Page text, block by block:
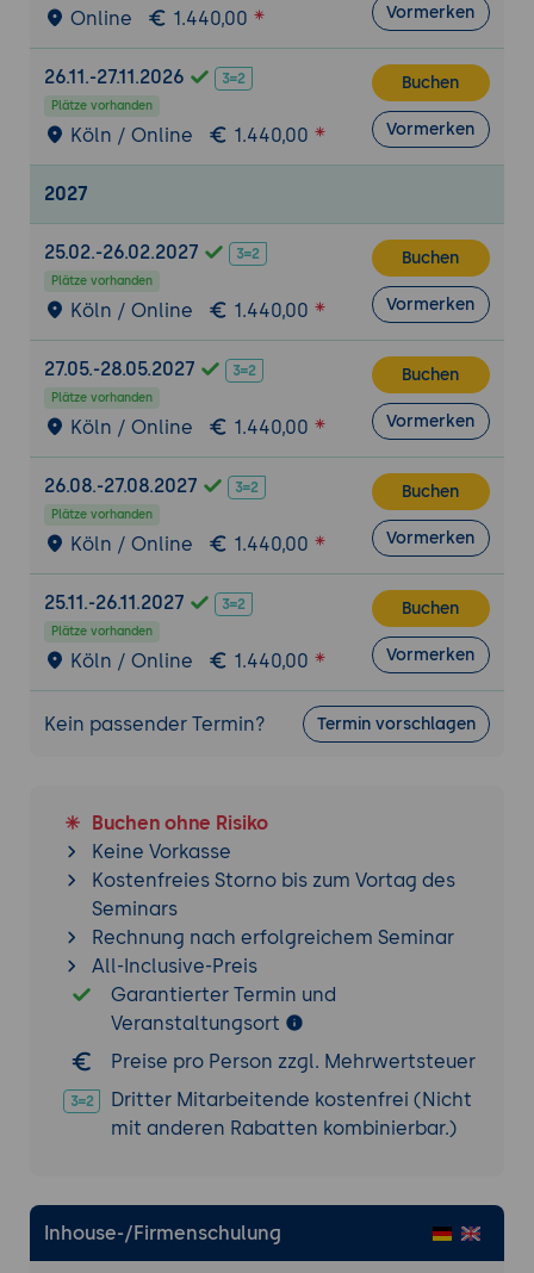
Integration in bestehende IT- und Web-
Landschaften
Einbindung von UserWay in CMS-, Shop-
und Portal-Systeme. Typische
Integrationsszenarien bei statischen
Websites, Single-Page-Applications und
komplexen Web-Anwendungen.
Auswirkungen auf Performance, Wartung
und Betrieb.
Nutzererlebnis, Inklusion und Business Impact
Verbesserung der Usability für Menschen
mit Einschränkungen und ältere
Nutzergruppen. Positive Effekte auf
Reichweite, Kundenzufriedenheit und
Markenwahrnehmung. Zusammenhang
zwischen Barrierefreiheit, SEO und
allgemeiner User Experience.
Rollen, Prozesse und Governance im
Unternehmen
Zusammenspiel von IT, Marketing, Recht
und Redaktion bei der Umsetzung von
Barrierefreiheit. Definition klarer
Verantwortlichkeiten und Workflows.
Governance.
Grenzen, Risiken und Alternativen zu UserWay
Realistische Einordnung der
Leistungsfähigkeit von Overlay- und
Widget-Lösungen. Typische Kritikpunkte
und Risiken aus rechtlicher und
technischer Sicht. Abgrenzung zu
alternativen Ansätzen wie vollständiger
Code-Optimierung oder spezialisierten
Accessibility-Audits.
Praxisübung
Interpretation eines Scan-Berichts und
Online 1.440,00 Vormerken
26.11.-27.11.2026
Plätze vorhanden
Köln / Online 1.440,00
Buchen
Vormerken
2027
25.02.-26.02.2027
Plätze vorhanden
Köln / Online 1.440,00
Buchen
Vormerken
27.05.-28.05.2027
Plätze vorhanden
Köln / Online 1.440,00
Buchen
Vormerken
26.08.-27.08.2027
Plätze vorhanden
Köln / Online 1.440,00
Buchen
Vormerken
25.11.-26.11.2027
Plätze vorhanden
Köln / Online 1.440,00
Buchen
Vormerken
Kein passender Termin? Termin vorschlagen
Buchen ohne Risiko
Keine Vorkasse
Kostenfreies Storno bis zum Vortag des
Seminars
Rechnung nach erfolgreichem Seminar
All-Inclusive-Preis
Garantierter Termin und
Veranstaltungsort
Preise pro Person zzgl. Mehrwertsteuer
Dritter Mitarbeitende kostenfrei (Nicht
mit anderen Rabatten kombinierbar.)
Inhouse-/Firmenschulung